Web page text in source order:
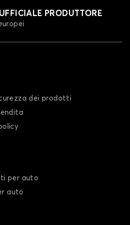
PRODUTTORE
dei prodotti
per auto
auto